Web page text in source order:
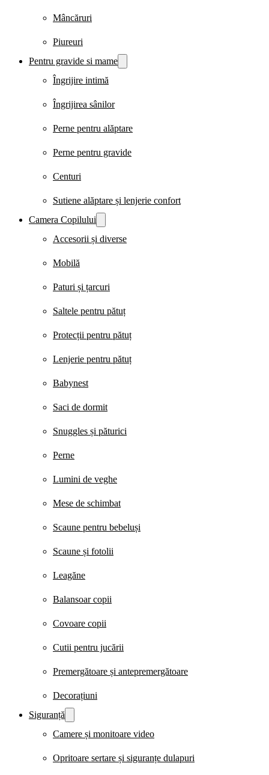
Mâncăruri
Piureuri
Pentru gravide si mame
Îngrijire intimă
Îngrijirea sânilor
Perne pentru alăptare
Perne pentru gravide
Centuri
Sutiene alăptare și lenjerie confort
Camera Copilului
Accesorii și diverse
Mobilă
Paturi și țarcuri
Saltele pentru pătuț
Protecții pentru pătuț
Lenjerie pentru pătuț
Babynest
Saci de dormit
Snuggles și păturici
Perne
Lumini de veghe
Mese de schimbat
Scaune pentru bebeluși
Scaune și fotolii
Leagăne
Balansoar copii
Covoare copii
Cutii pentru jucării
Premergătoare și antepremergătoare
Decorațiuni
Siguranță
Camere și monitoare video
Opritoare sertare și siguranțe dulapuri